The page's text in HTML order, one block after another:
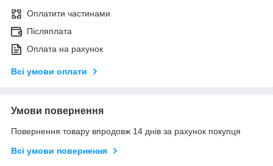
Оплатити частинами
Післяплата
Оплата на рахунок
Всі умови оплати
Умови повернення
Повернення товару впродовж 14 днів за рахунок покупця
Всі умови повернення